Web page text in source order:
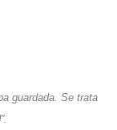
guardada. Se trata